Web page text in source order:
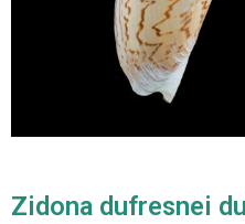
Zidona dufresnei